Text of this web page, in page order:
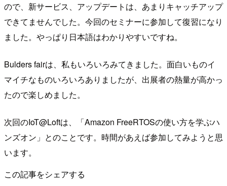
ので、新サービス、アップデートは、あまりキャッチアップ
できてませんでした。今回のセミナーに参加して復習になり
ました。やっぱり日本語はわかりやすいですね。
Bulders fairは、私もいろいろみてきました。面白いものイ
マイチなものいろいろありましたが、出展者の熱量が高かっ
たので楽しめました。
次回のIoT@Loftは、「Amazon FreeRTOSの使い方を学ぶハ
ンズオン」とのことです。時間があえば参加してみようと思
います。
この記事をシェアする